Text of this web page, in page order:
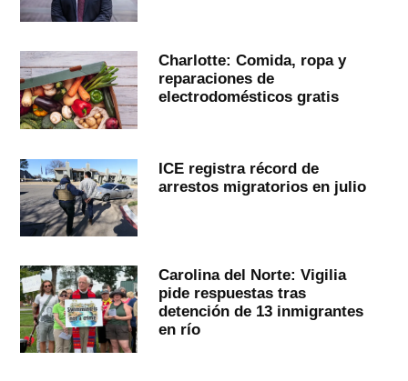
Charlotte: Comida, ropa y
reparaciones de
electrodomésticos gratis
ICE registra récord de
arrestos migratorios en julio
Carolina del Norte: Vigilia
pide respuestas tras
detención de 13 inmigrantes
en río